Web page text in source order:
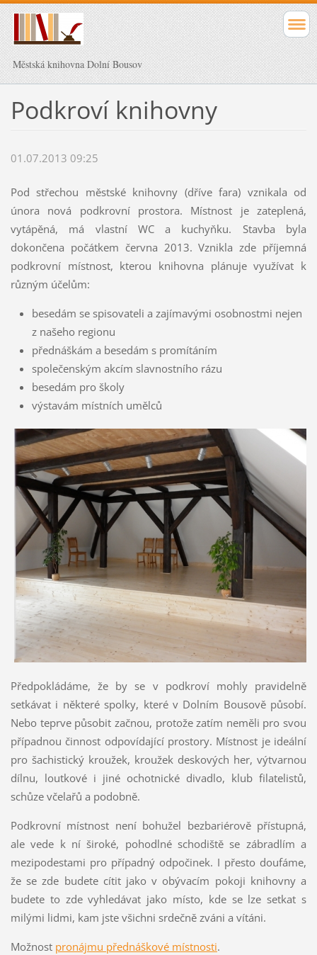
Městská knihovna Dolní Bousov
Podkroví knihovny
01.07.2013 09:25
Pod střechou městské knihovny (dříve fara) vznikala od
února nová podkrovní prostora. Místnost je zateplená,
vytápěná, má vlastní WC a kuchyňku. Stavba byla
dokončena počátkem června 2013. Vznikla zde příjemná
podkrovní místnost, kterou knihovna plánuje využívat k
různým účelům:
besedám se spisovateli a zajímavými osobnostmi nejen
z našeho regionu
přednáškám a besedám s promítáním
společenským akcím slavnostního rázu
besedám pro školy
výstavám místních umělců
Předpokládáme, že by se v podkroví mohly pravidelně
setkávat i některé spolky, které v Dolním Bousově působí.
Nebo teprve působit začnou, protože zatím neměli pro svou
případnou činnost odpovídající prostory. Místnost je ideální
pro šachistický kroužek, kroužek deskových her, výtvarnou
dílnu, loutkové i jiné ochotnické divadlo, klub filatelistů,
schůze včelařů a podobně.
Podkrovní místnost není bohužel bezbariérově přístupná,
ale vede k ní široké, pohodlné schodiště se zábradlím a
mezipodestami pro případný odpočinek. I přesto doufáme,
že se zde budete cítit jako v obývacím pokoji knihovny a
budete to zde vyhledávat jako místo, kde se lze setkat s
milými lidmi, kam jste všichni srdečně zváni a vítáni.
Možnost pronájmu přednáškové místnosti.